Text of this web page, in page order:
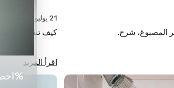
المصبوغ، شرح.
21 يوليو 2020
كيف تنقذين
اقرأ المزيد
احصل على خصم إضافي بنسبة 15%